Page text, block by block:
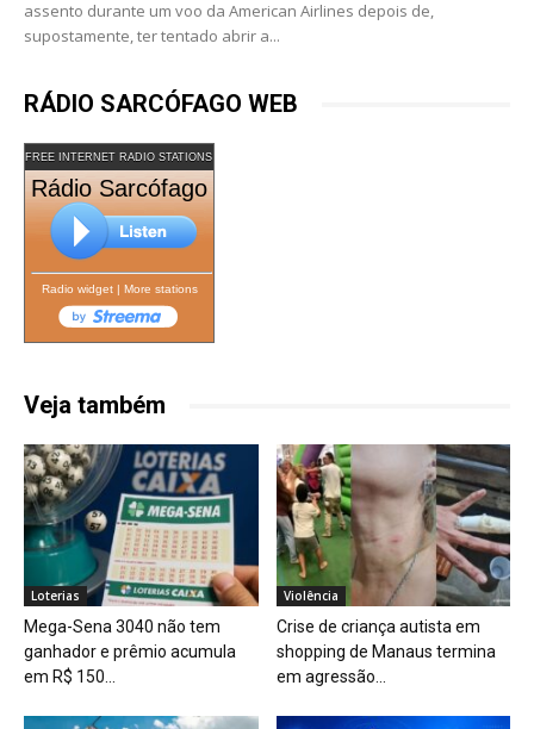
assento durante um voo da American Airlines depois de,
supostamente, ter tentado abrir a...
RÁDIO SARCÓFAGO WEB
FREE INTERNET RADIO STATIONS
Rádio Sarcófago
Radio widget| More stations
Veja também
Loterias
Mega-Sena 3040 não tem
ganhador e prêmio acumula
em R$ 150...
Violência
Crise de criança autista em
shopping de Manaus termina
em agressão...